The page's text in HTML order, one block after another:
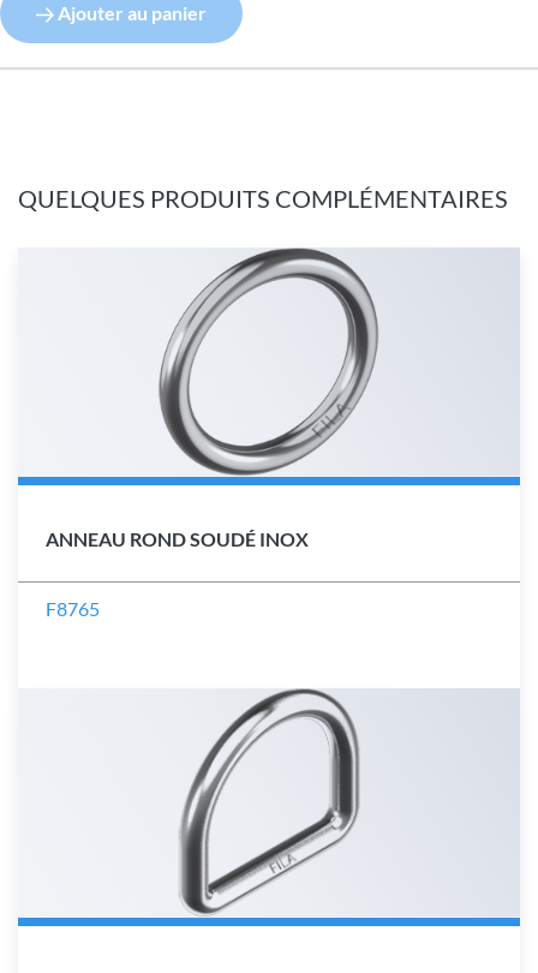
Ajouter au panier
QUELQUES PRODUITS COMPLÉMENTAIRES
ANNEAU ROND SOUDÉ INOX
F8765